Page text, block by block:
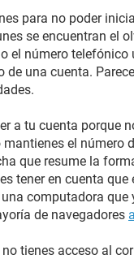
para no poder
se encuentran el
el número
de una cuenta.
a tu cuenta porque
el número
que resume la
tener en cuenta
computadora
de navegadores
tienes acceso al